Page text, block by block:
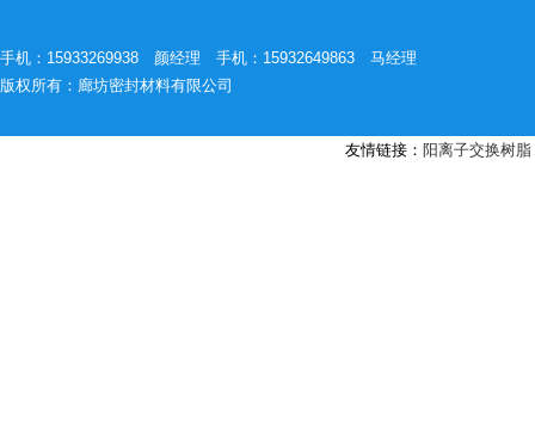
手机：15933269938 颜经理 手机：15932649863 马经理
版权所有：廊坊密封材料有限公司
友情链接： 阳离子交换树脂